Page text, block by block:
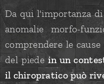
Da qui l'importanza
anomalie morfo-
comprendere le
del piede in un
il chiropratico può